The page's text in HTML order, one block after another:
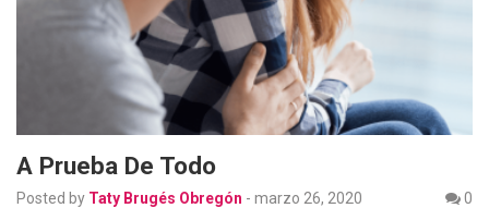
A Prueba De Todo
Posted by Taty Brugés Obregón - marzo 26, 2020
0